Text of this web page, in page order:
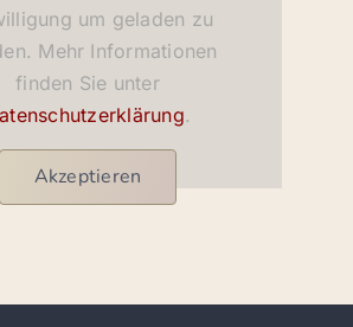
um geladen zu
Mehr Informationen
finden Sie unter
.
Akzeptieren